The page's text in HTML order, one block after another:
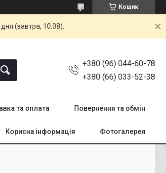
Кошик
(завтра, 10.08).
+380 (96) 044-60-78
+380 (66) 033-52-38
та оплата Повернення та обмін
Корисна інформація Фотогалерея